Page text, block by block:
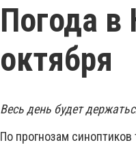
Погода в
октября
Весь день будет
По прогнозам